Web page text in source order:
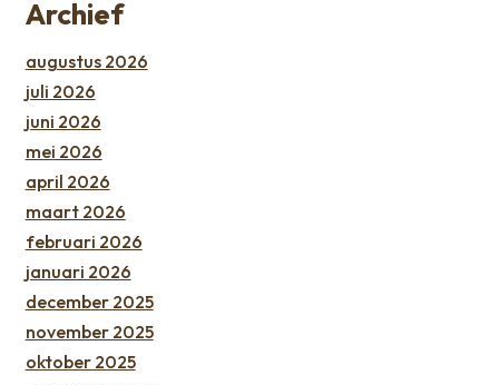
Archief
augustus 2026
juli 2026
juni 2026
mei 2026
april 2026
maart 2026
februari 2026
januari 2026
december 2025
november 2025
oktober 2025